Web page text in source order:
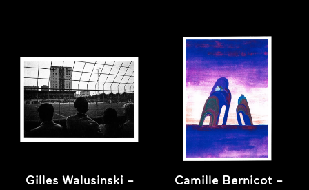
Gilles Walusinski –
Camille Bernicot –